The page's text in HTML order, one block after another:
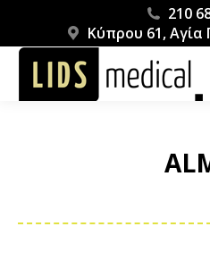
210
Κύπρου 61, Αγία